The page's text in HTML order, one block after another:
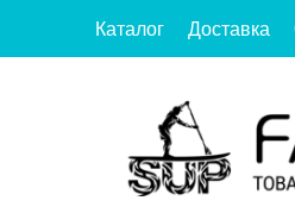
Каталог Доставка